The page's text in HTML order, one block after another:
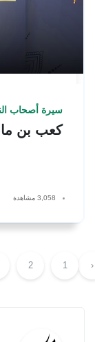
سيرة أصحاب
كعب بن
3,058 مشاهدة
‹
1
2